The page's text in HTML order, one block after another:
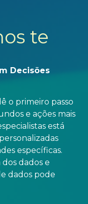
te
Decisões
o primeiro passo
e ações mais
está
específicas.
dados e
dados pode